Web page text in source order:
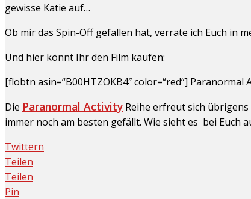
gewisse Katie auf…
Ob mir das Spin-Off gefallen hat, verrate ich Euch in
Und hier könnt Ihr den Film kaufen:
[flobtn asin=“B00HTZOKB4″ color=“red“]
Die Paranormal Activity Reihe erfreut sich
immer noch am besten gefällt. Wie sieht es bei Euch
Twittern
Teilen
Teilen
Pin